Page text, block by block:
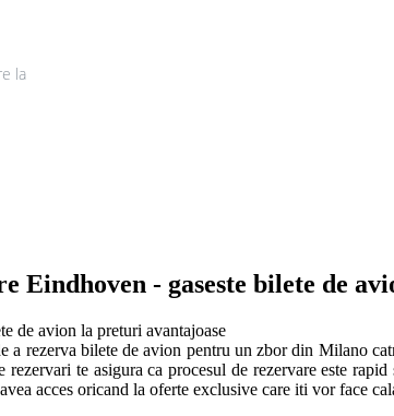
la
Eindhoven - gaseste bilete de
de avion la preturi avantajoase
a rezerva bilete de avion pentru un zbor din Milano
te asigura ca procesul de rezervare este
acces oricand la oferte exclusive care iti vor face